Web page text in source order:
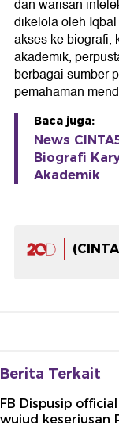
dan warisan
dikelola oleh
akses ke biografi,
akademik,
berbagai sumber
pemahaman
Baca juga:
News
Biografi
Akademik
Berita Terkait
FB Dispusip
wujud keseriusan